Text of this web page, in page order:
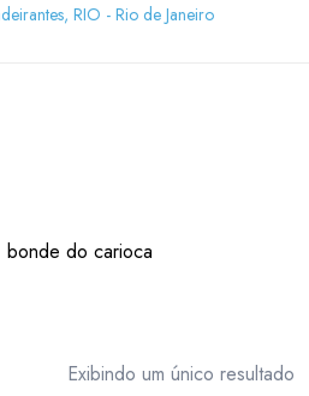
RIO - Rio de Janeiro
bonde do carioca
Exibindo um único resultado